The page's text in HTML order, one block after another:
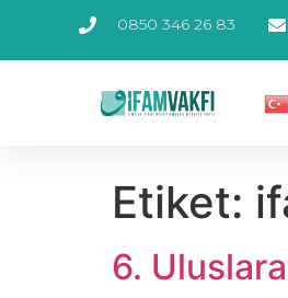
0850 346 26 83
Etiket:
6.